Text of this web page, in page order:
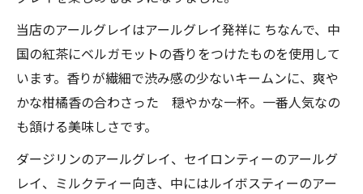
当店のアールグレイはアールグレイ発祥に ちなんで、中
国の紅茶にベルガモットの香りをつけたものを使用して
います。香りが繊細で渋み感の少ないキームンに、爽や
かな柑橘香の合わさった 穏やかな一杯。一番人気なの
も頷ける美味しさです。
ダージリンのアールグレイ、セイロンティーのアールグ
レイ、ミルクティー向き、中にはルイボスティーのアー